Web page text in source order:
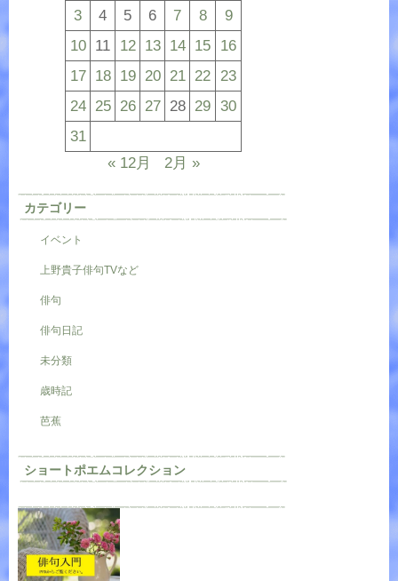
3 4 5 6 7 8
9
10 11 12 13 14 15 16
17 18 19 20 21 22 23
24 25 26 27 28 29 30
31
« 12月
2月 »
カテゴリー
イベント
上野貴子俳句TVなど
俳句
俳句日記
未分類
歳時記
芭蕉
ショートポエムコレクション